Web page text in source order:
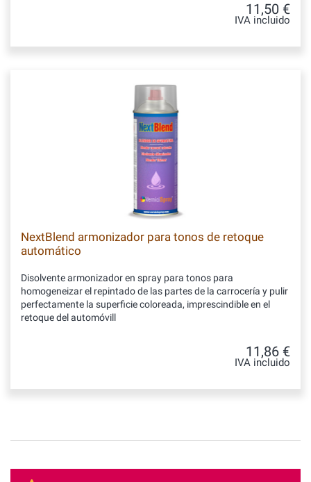
11,50 €
IVA incluido
NextBlend armonizador para tonos de retoque
automático
Disolvente armonizador en spray para tonos para
homogeneizar el repintado de las partes de la carrocería y pulir
perfectamente la superficie coloreada, imprescindible en el
retoque del automóvill
11,86 €
IVA incluido